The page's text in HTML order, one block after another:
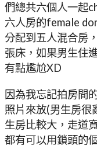
們總共六個人一起
六人房的female
分配到五人混合房
張床，如果男生住
有點尷尬XD
因為我忘記拍房間
照片來放(男生房很
生房比較大，走道
都有可以用鎖頭的